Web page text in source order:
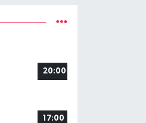
20:00
17:00